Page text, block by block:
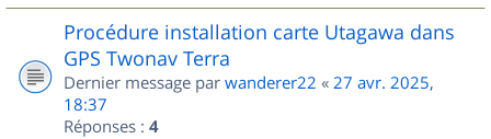
Procédure installation carte Utagawa dans
GPS Twonav Terra
Dernier message par wanderer22 « 27 avr. 2025,
18:37
Réponses : 4